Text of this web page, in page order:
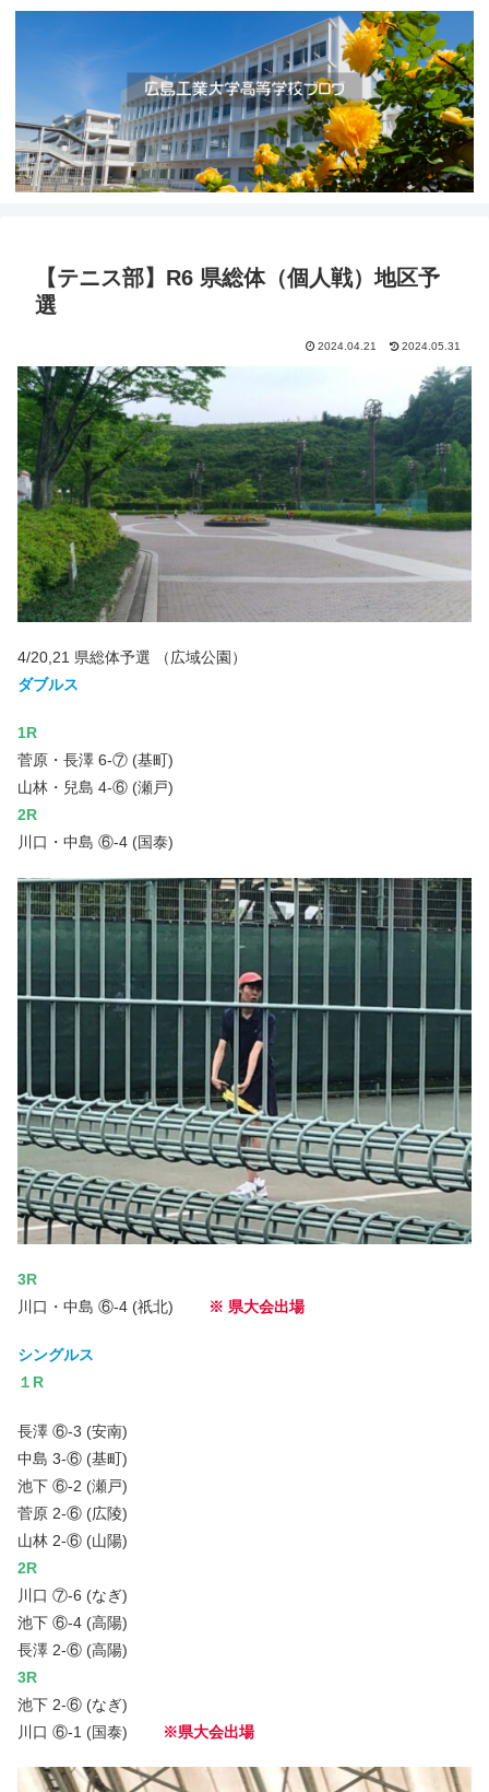
【テニス部】R6 県総体（個人戦）地区予
選
2024.04.21 2024.05.31
4/20,21 県総体予選 （広域公園）
ダブルス
1R
菅原・長澤 6-⑦ (基町)
山林・兒島 4-⑥ (瀬戸)
2R
川口・中島 ⑥-4 (国泰)
3R
川口・中島 ⑥-4 (祇北)
※ 県大会出場
シングルス
１R
長澤 ⑥-3 (安南)
中島 3-⑥ (基町)
池下 ⑥-2 (瀬戸)
菅原 2-⑥ (広陵)
山林 2-⑥ (山陽)
2R
川口 ⑦-6 (なぎ)
池下 ⑥-4 (高陽)
長澤 2-⑥ (高陽)
3R
池下 2-⑥ (なぎ)
川口 ⑥-1 (国泰)
※県大会出場